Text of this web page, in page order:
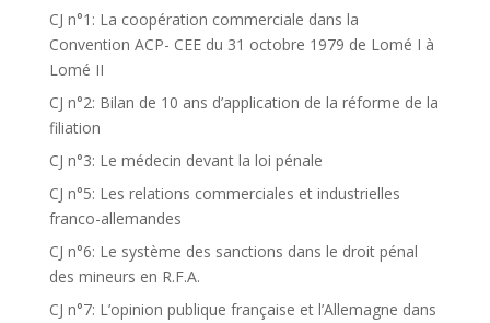
CJ n°1: La coopération commerciale dans la
Convention ACP- CEE du 31 octobre 1979 de Lomé I à
Lomé II
CJ n°2: Bilan de 10 ans d’application de la réforme de la
filiation
CJ n°3: Le médecin devant la loi pénale
CJ n°5: Les relations commerciales et industrielles
franco-allemandes
CJ n°6: Le système des sanctions dans le droit pénal
des mineurs en R.F.A.
CJ n°7: L’opinion publique française et l’Allemagne dans